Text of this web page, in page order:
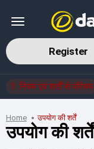
Register
1. नियम एवं शर्तों से परिचय
Home उपयोग की शर्तें
उपयोग की शर्तें